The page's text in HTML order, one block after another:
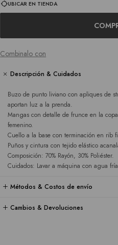
UBICAR EN TIENDA
Combinalo con
Descripción & Cuidados
Buzo de punto liviano con apliques de
aportan luz a la prenda.
Mangas con detalle de frunce en la
femenino.
Cuello a la base con terminación en rib
Puños y cintura con tejido elástico
Composición: 70% Rayón, 30% Poliéster.
Cuidados: Lavar a máquina con agua
Métodos & Costos de envío
Cambios & Devoluciones